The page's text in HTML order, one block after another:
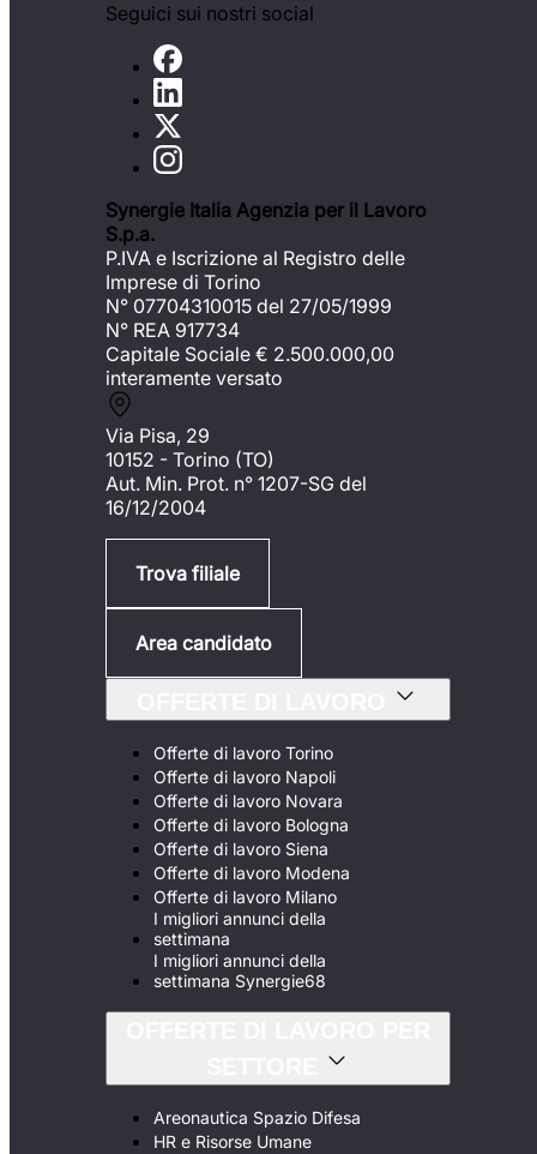
Seguici sui nostri social
Synergie Italia Agenzia per il Lavoro
S.p.a.
P.IVA e Iscrizione al Registro delle
Imprese di Torino
N° 07704310015 del 27/05/1999
N° REA 917734
Capitale Sociale € 2.500.000,00
interamente versato
Via Pisa, 29
10152 - Torino (TO)
Aut. Min. Prot. n° 1207-SG del
16/12/2004
Trova filiale
Area candidato
Offerte di lavoro Torino
Offerte di lavoro Napoli
Offerte di lavoro Novara
Offerte di lavoro Bologna
Offerte di lavoro Siena
Offerte di lavoro Modena
Offerte di lavoro Milano
I migliori annunci della
settimana
I migliori annunci della
settimana Synergie68
Areonautica Spazio Difesa
HR e Risorse Umane